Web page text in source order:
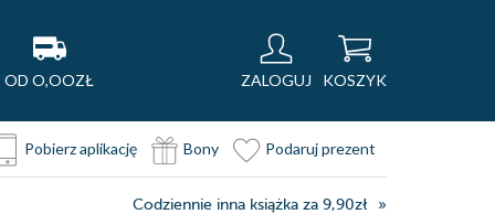
OD O,OOZŁ ZALOGUJ KOSZYK
Pobierz aplikację Bony Podaruj prezent
Codziennie inna książka za 9,90zł